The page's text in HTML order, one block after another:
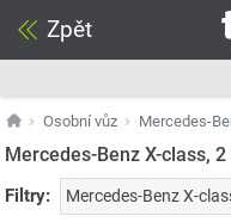
Zpět
Osobní vůz Mercedes-
Mercedes-Benz X-class, 2
Filtry: Mercedes-Benz X-